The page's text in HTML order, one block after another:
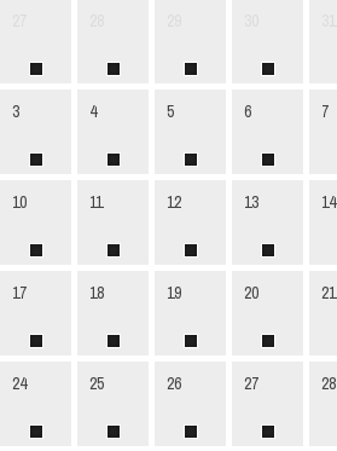
3 4 5 6 7
10 11 12 13 14
17 18 19 20 21
24 25 26 27 28